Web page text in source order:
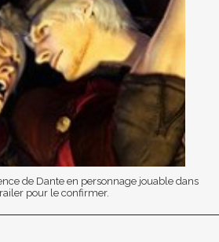
de Dante en personnage jouable dans
pour le confirmer.